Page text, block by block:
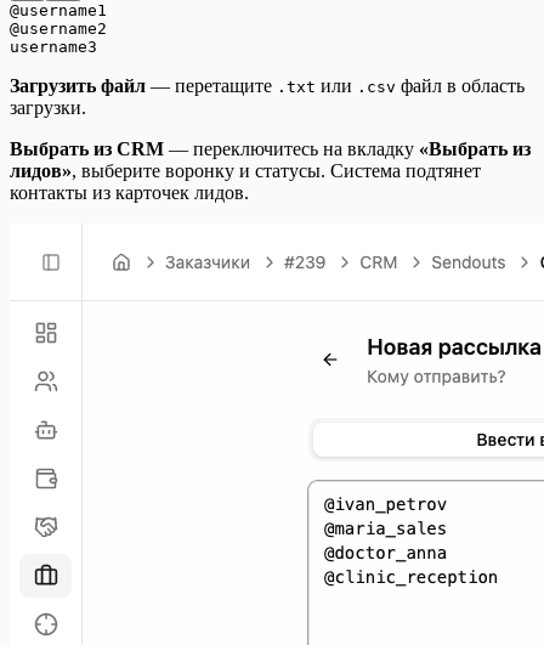
@username1
@username2
username3
Загрузить файл — перетащите .txt или .csv файл в область
загрузки.
Выбрать из CRM — переключитесь на вкладку «Выбрать из
лидов», выберите воронку и статусы. Система подтянет
контакты из карточек лидов.